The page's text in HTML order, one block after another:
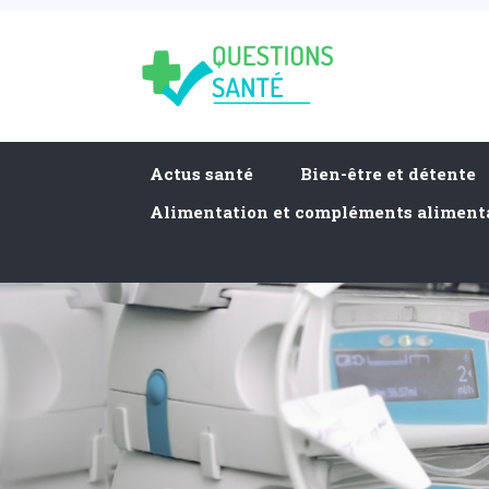
Actus santé
Bien-être et détente
Alimentation et compléments